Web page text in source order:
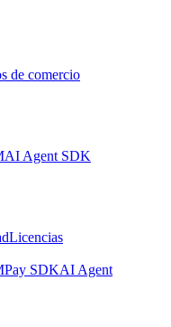
de comercio
AI Agent SDK
Licencias
Pay SDKAI Agent